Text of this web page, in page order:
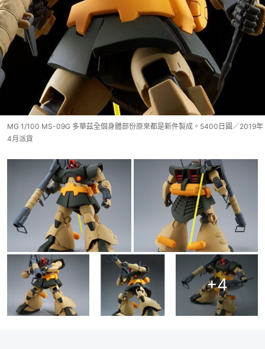
MG 1/100 MS-09G 多華茲全個身體部份原來都是新件製成。5400日圓／2019年
4月派貨
+4